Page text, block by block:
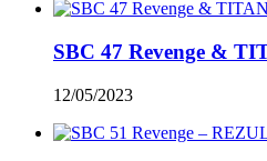
SBC 47 Revenge &
12/05/2023